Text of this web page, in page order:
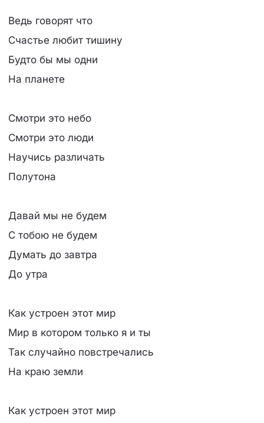
Ведь говорят что
Счастье любит тишину
Будто бы мы одни
На планете
Смотри это небо
Смотри это люди
Научись различать
Полутона
Давай мы не будем
С тобою не будем
Думать до завтра
До утра
Как устроен этот мир
Мир в котором только я и ты
Так случайно повстречались
На краю земли
Как устроен этот мир